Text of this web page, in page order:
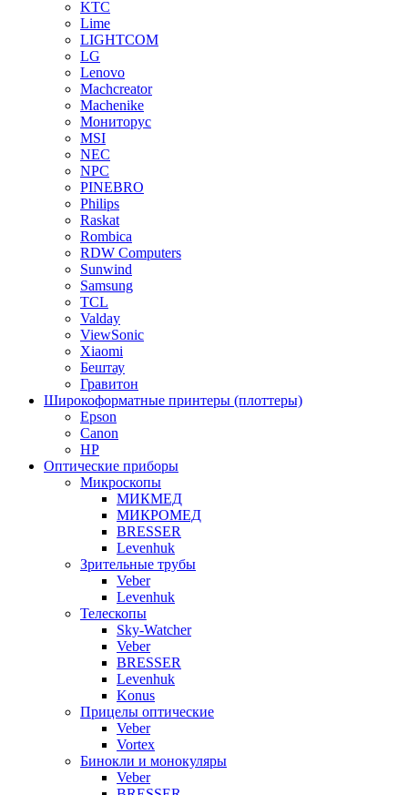
KTC
Lime
LIGHTCOM
LG
Lenovo
Machcreator
Machenike
Мониторус
MSI
NEC
NPC
PINEBRO
Philips
Raskat
Rombica
RDW Computers
Sunwind
Samsung
TCL
Valday
ViewSonic
Xiaomi
Бештау
Гравитон
Широкоформатные принтеры (плоттеры)
Epson
Canon
HP
Оптические приборы
Микроскопы
МИКМЕД
МИКРОМЕД
BRESSER
Levenhuk
Зрительные трубы
Veber
Levenhuk
Телескопы
Sky-Watcher
Veber
BRESSER
Levenhuk
Konus
Прицелы оптические
Veber
Vortex
Бинокли и монокуляры
Veber